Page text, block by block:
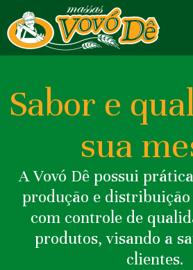
EMPRESA
LINHA VAREJO
PRODUTOS
LINHA
RECEITAS
CONTATO
Sabor e
sua
A Vovó Dê possui
produção e
com controle de
produtos, visando a
clientes.